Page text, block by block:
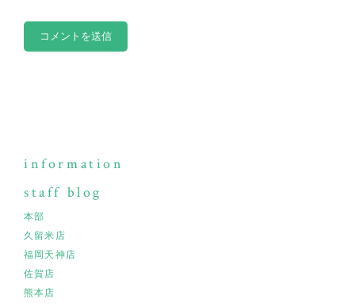
information
staff blog
本部
久留米店
福岡天神店
佐賀店
熊本店